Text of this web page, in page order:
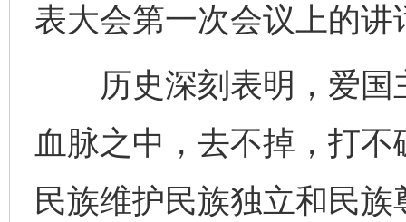
表大会第一次会议上的讲
历史深刻表明，爱国
血脉之中，去不掉，打
民族维护民族独立和民